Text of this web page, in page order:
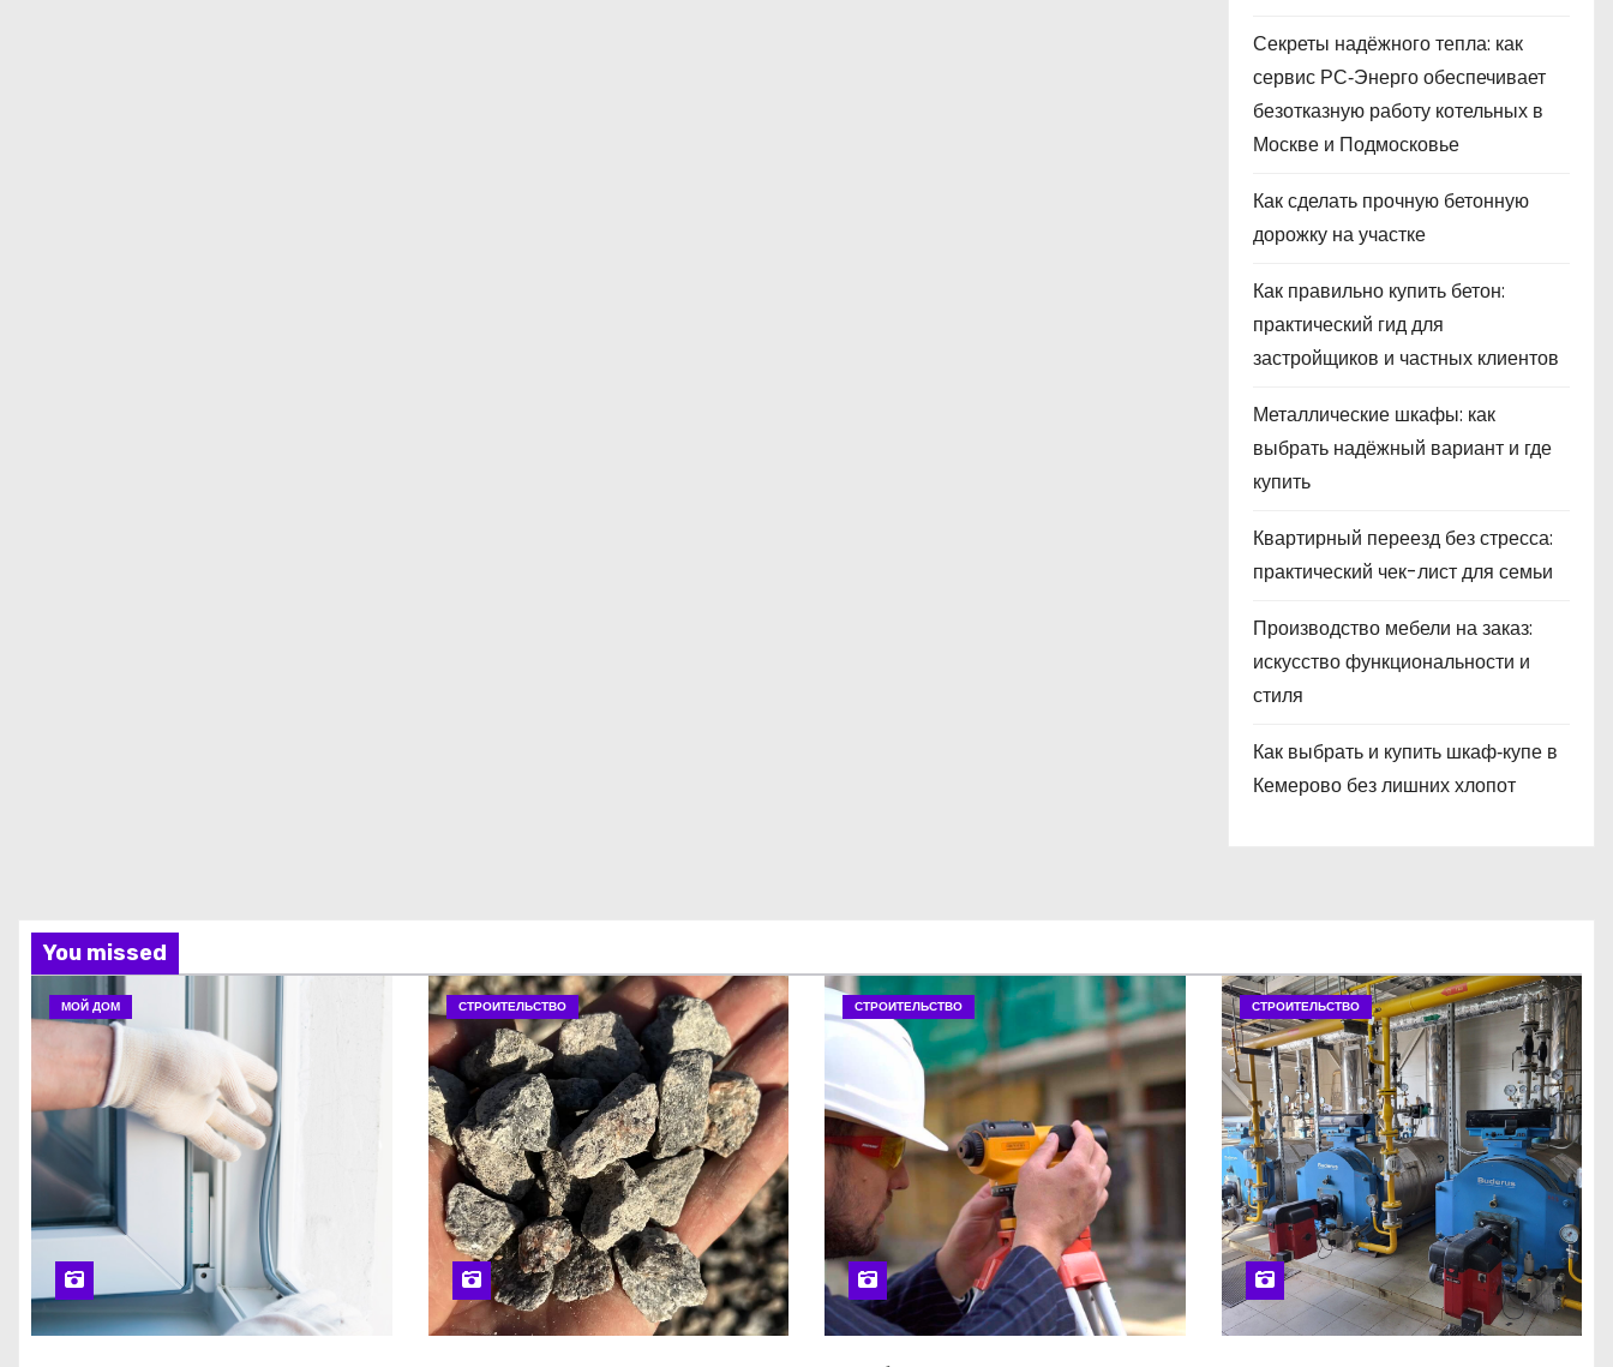
Секреты надёжного тепла: как
сервис РС‑Энерго обеспечивает
безотказную работу котельных в
Москве и Подмосковье
Как сделать прочную бетонную
дорожку на участке
Как правильно купить бетон:
практический гид для
застройщиков и частных клиентов
Металлические шкафы: как
выбрать надёжный вариант и где
купить
Квартирный переезд без стресса:
практический чек-лист для семьи
Производство мебели на заказ:
искусство функциональности и
стиля
Как выбрать и купить шкаф‑купе в
Кемерово без лишних хлопот
You missed
МОЙ ДОМ СТРОИТЕЛЬСТВО СТРОИТЕЛЬСТВО СТРОИТЕЛЬСТВО